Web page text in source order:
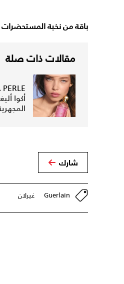
باقة من نخبة
مقالات ذات صلة
أكوا
شارك
Guerlain غيرلان